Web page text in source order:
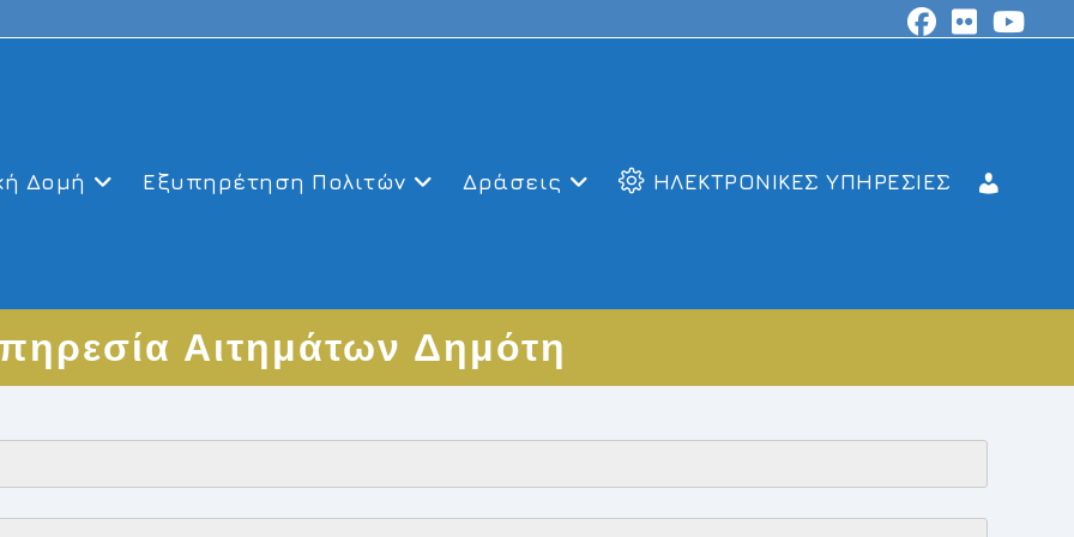
Δομή Εξυπηρέτηση Πολιτών Δράσεις ΗΛΕΚΤΡΟΝΙΚΕΣ ΥΠΗΡΕΣΙΕΣ
Αιτημάτων Δημότη